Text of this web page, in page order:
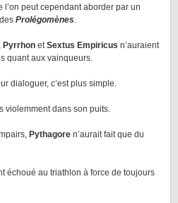
l’on peut cependant aborder par un
Prolégomènes.
, Pyrrhon etSextus Empiricus n’auraient
quant aux vainqueurs.
dialoguer, c’est plus simple.
violemment dans son puits.
Pythagore n’aurait fait que du
échoué au triathlon à force de toujours